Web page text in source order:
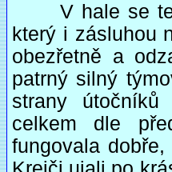
V hale se
který i zásluhou
obezřetně a
patrný silný
strany útočníků
celkem dle
fungovala